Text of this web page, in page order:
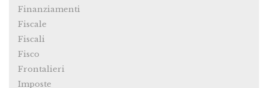
Finanziamenti
Fiscale
Fiscali
Fisco
Frontalieri
Imposte